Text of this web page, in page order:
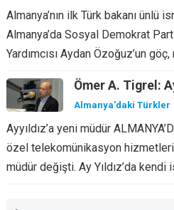
Almanya’nın ilk Türk bakanı ünlü
Almanya’da Sosyal Demokrat
Yardımcısı Aydan Özoğuz’un
Ömer A. Tigrel:
Almanya'daki Türkler
Ayyıldız’a yeni müdür
özel telekomünikasyon hizmetleri
müdür değişti. Ay Yıldız’da